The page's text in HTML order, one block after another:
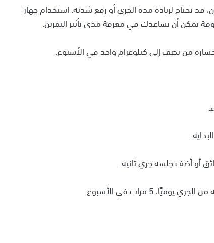
قد تحتاج لزيادة مدة الجري أو رفع شدته. استخدام جهاز
يمكن أن يساعدك في معرفة مدى تأثير التمرين.
من نصف إلى كيلوغرام واحد في الأسبوع.